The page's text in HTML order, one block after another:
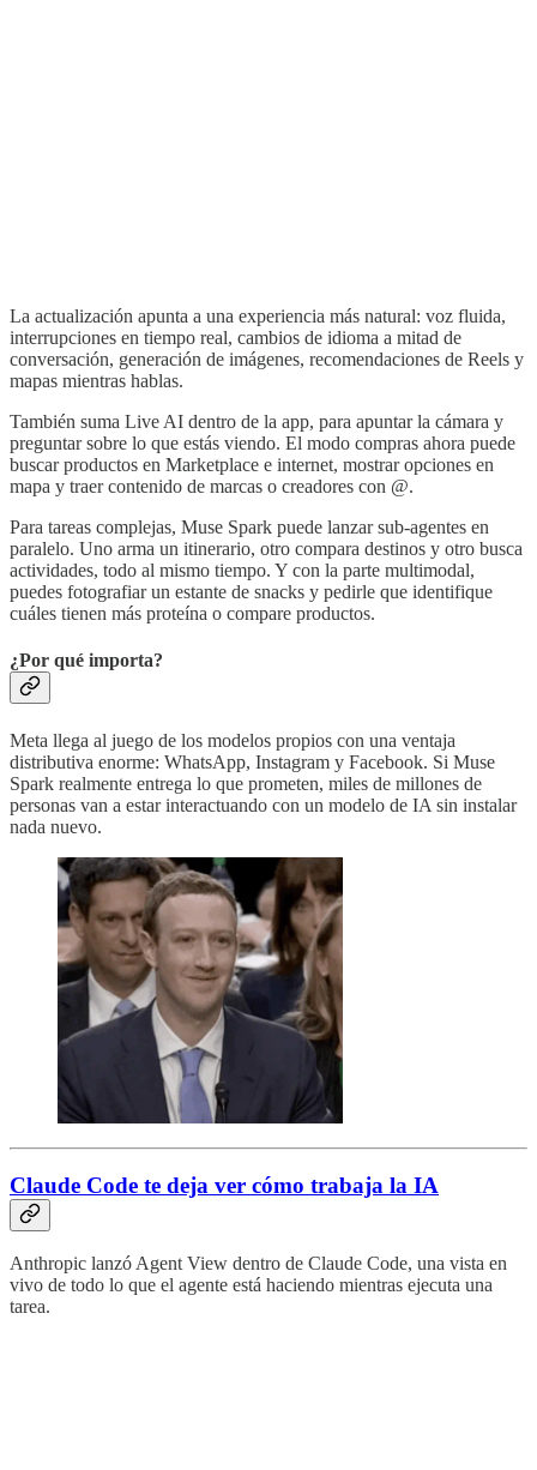
La actualización apunta a una experiencia más natural: voz fluida,
interrupciones en tiempo real, cambios de idioma a mitad de
conversación, generación de imágenes, recomendaciones de Reels y
mapas mientras hablas.
También suma Live AI dentro de la app, para apuntar la cámara y
preguntar sobre lo que estás viendo. El modo compras ahora puede
buscar productos en Marketplace e internet, mostrar opciones en
mapa y traer contenido de marcas o creadores con @.
Para tareas complejas, Muse Spark puede lanzar sub-agentes en
paralelo. Uno arma un itinerario, otro compara destinos y otro busca
actividades, todo al mismo tiempo. Y con la parte multimodal,
puedes fotografiar un estante de snacks y pedirle que identifique
cuáles tienen más proteína o compare productos.
¿Por qué importa?
Meta llega al juego de los modelos propios con una ventaja
distributiva enorme: WhatsApp, Instagram y Facebook. Si Muse
Spark realmente entrega lo que prometen, miles de millones de
personas van a estar interactuando con un modelo de IA sin instalar
nada nuevo.
Claude Code te deja ver cómo trabaja la IA
Anthropic lanzó Agent View dentro de Claude Code, una vista en
vivo de todo lo que el agente está haciendo mientras ejecuta una
tarea.